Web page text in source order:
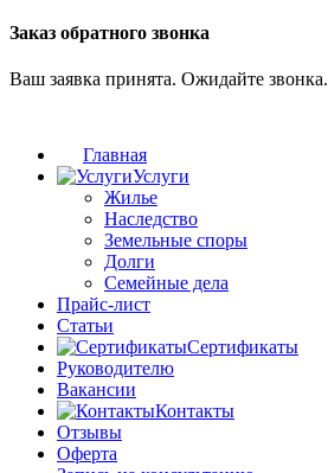
Заказ обратного звонка
Ваш заявка принята. Ожидайте звонка.
Главная
Услуги
Жилье
Наследство
Земельные споры
Долги
Семейные дела
Прайс-лист
Статьи
Сертификаты
Руководителю
Вакансии
Контакты
Отзывы
Оферта